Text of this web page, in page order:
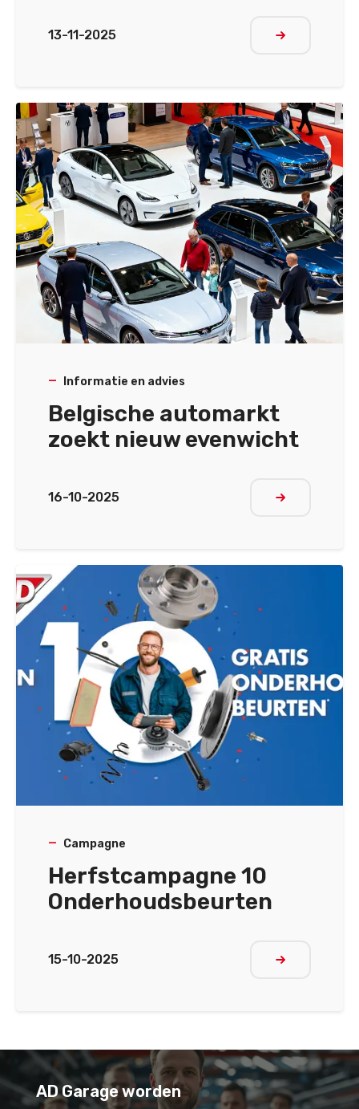
13-11-2025
Meer lezen
Informatie en advies
Belgische automarkt
zoekt nieuw evenwicht
16-10-2025
Meer lezen
Campagne
Herfstcampagne 10
Onderhoudsbeurten
15-10-2025
Meer lezen
AD Garage worden